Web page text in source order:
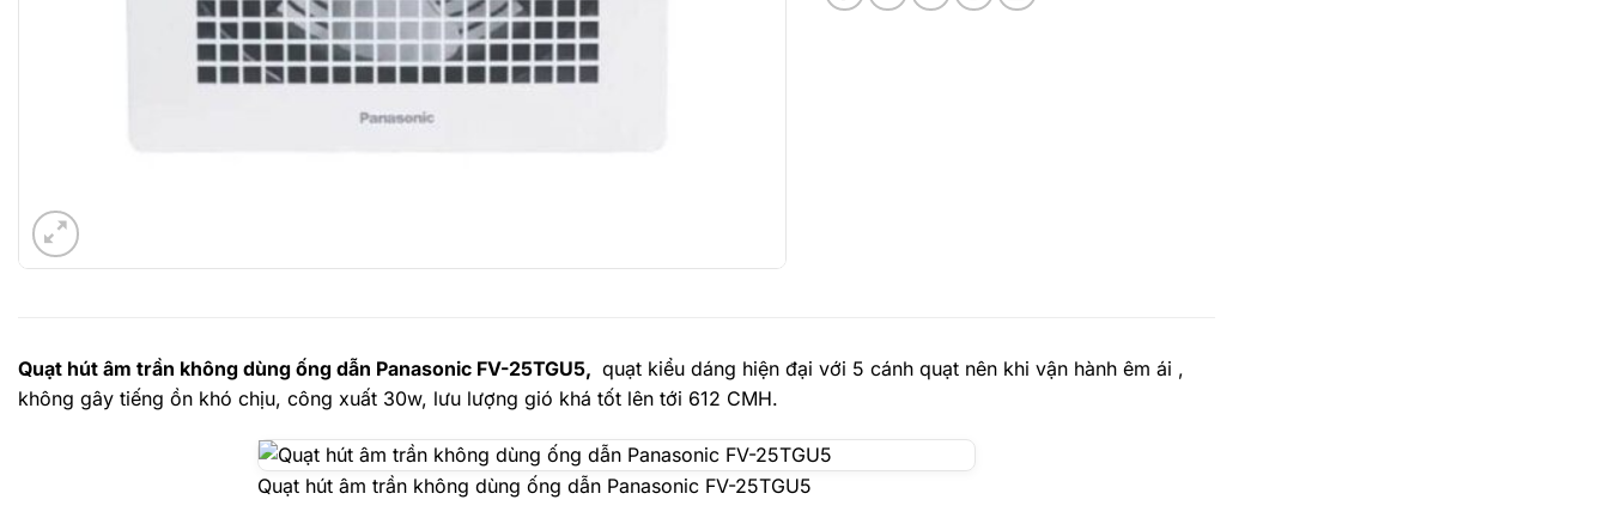
Quạt hút âm trần không dùng ống dẫn Panasonic FV-25TGU5, quạt kiểu dáng hiện đại với 5 cánh quạt nên khi vận hành êm ái ,
không gây tiếng ồn khó chịu, công xuất 30w, lưu lượng gió khá tốt lên tới 612 CMH.
Quạt hút âm trần không dùng ống dẫn Panasonic FV-25TGU5